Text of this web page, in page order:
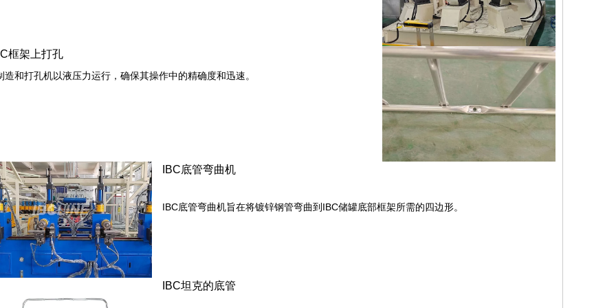
框架上打孔
造和打孔机以液压力运行，确保其操作中的精确度和迅速。
IBC底管弯曲机
IBC底管弯曲机旨在将镀锌钢管弯曲到IBC储罐底部框架所需的四边形。
IBC坦克的底管